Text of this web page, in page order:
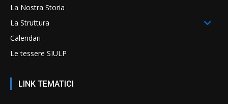
La Nostra Storia
La Struttura
Calendari
Le tessere SIULP
LINK TEMATICI